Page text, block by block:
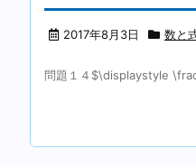
2017年8月3日 数と
問題１４$\displaystyle